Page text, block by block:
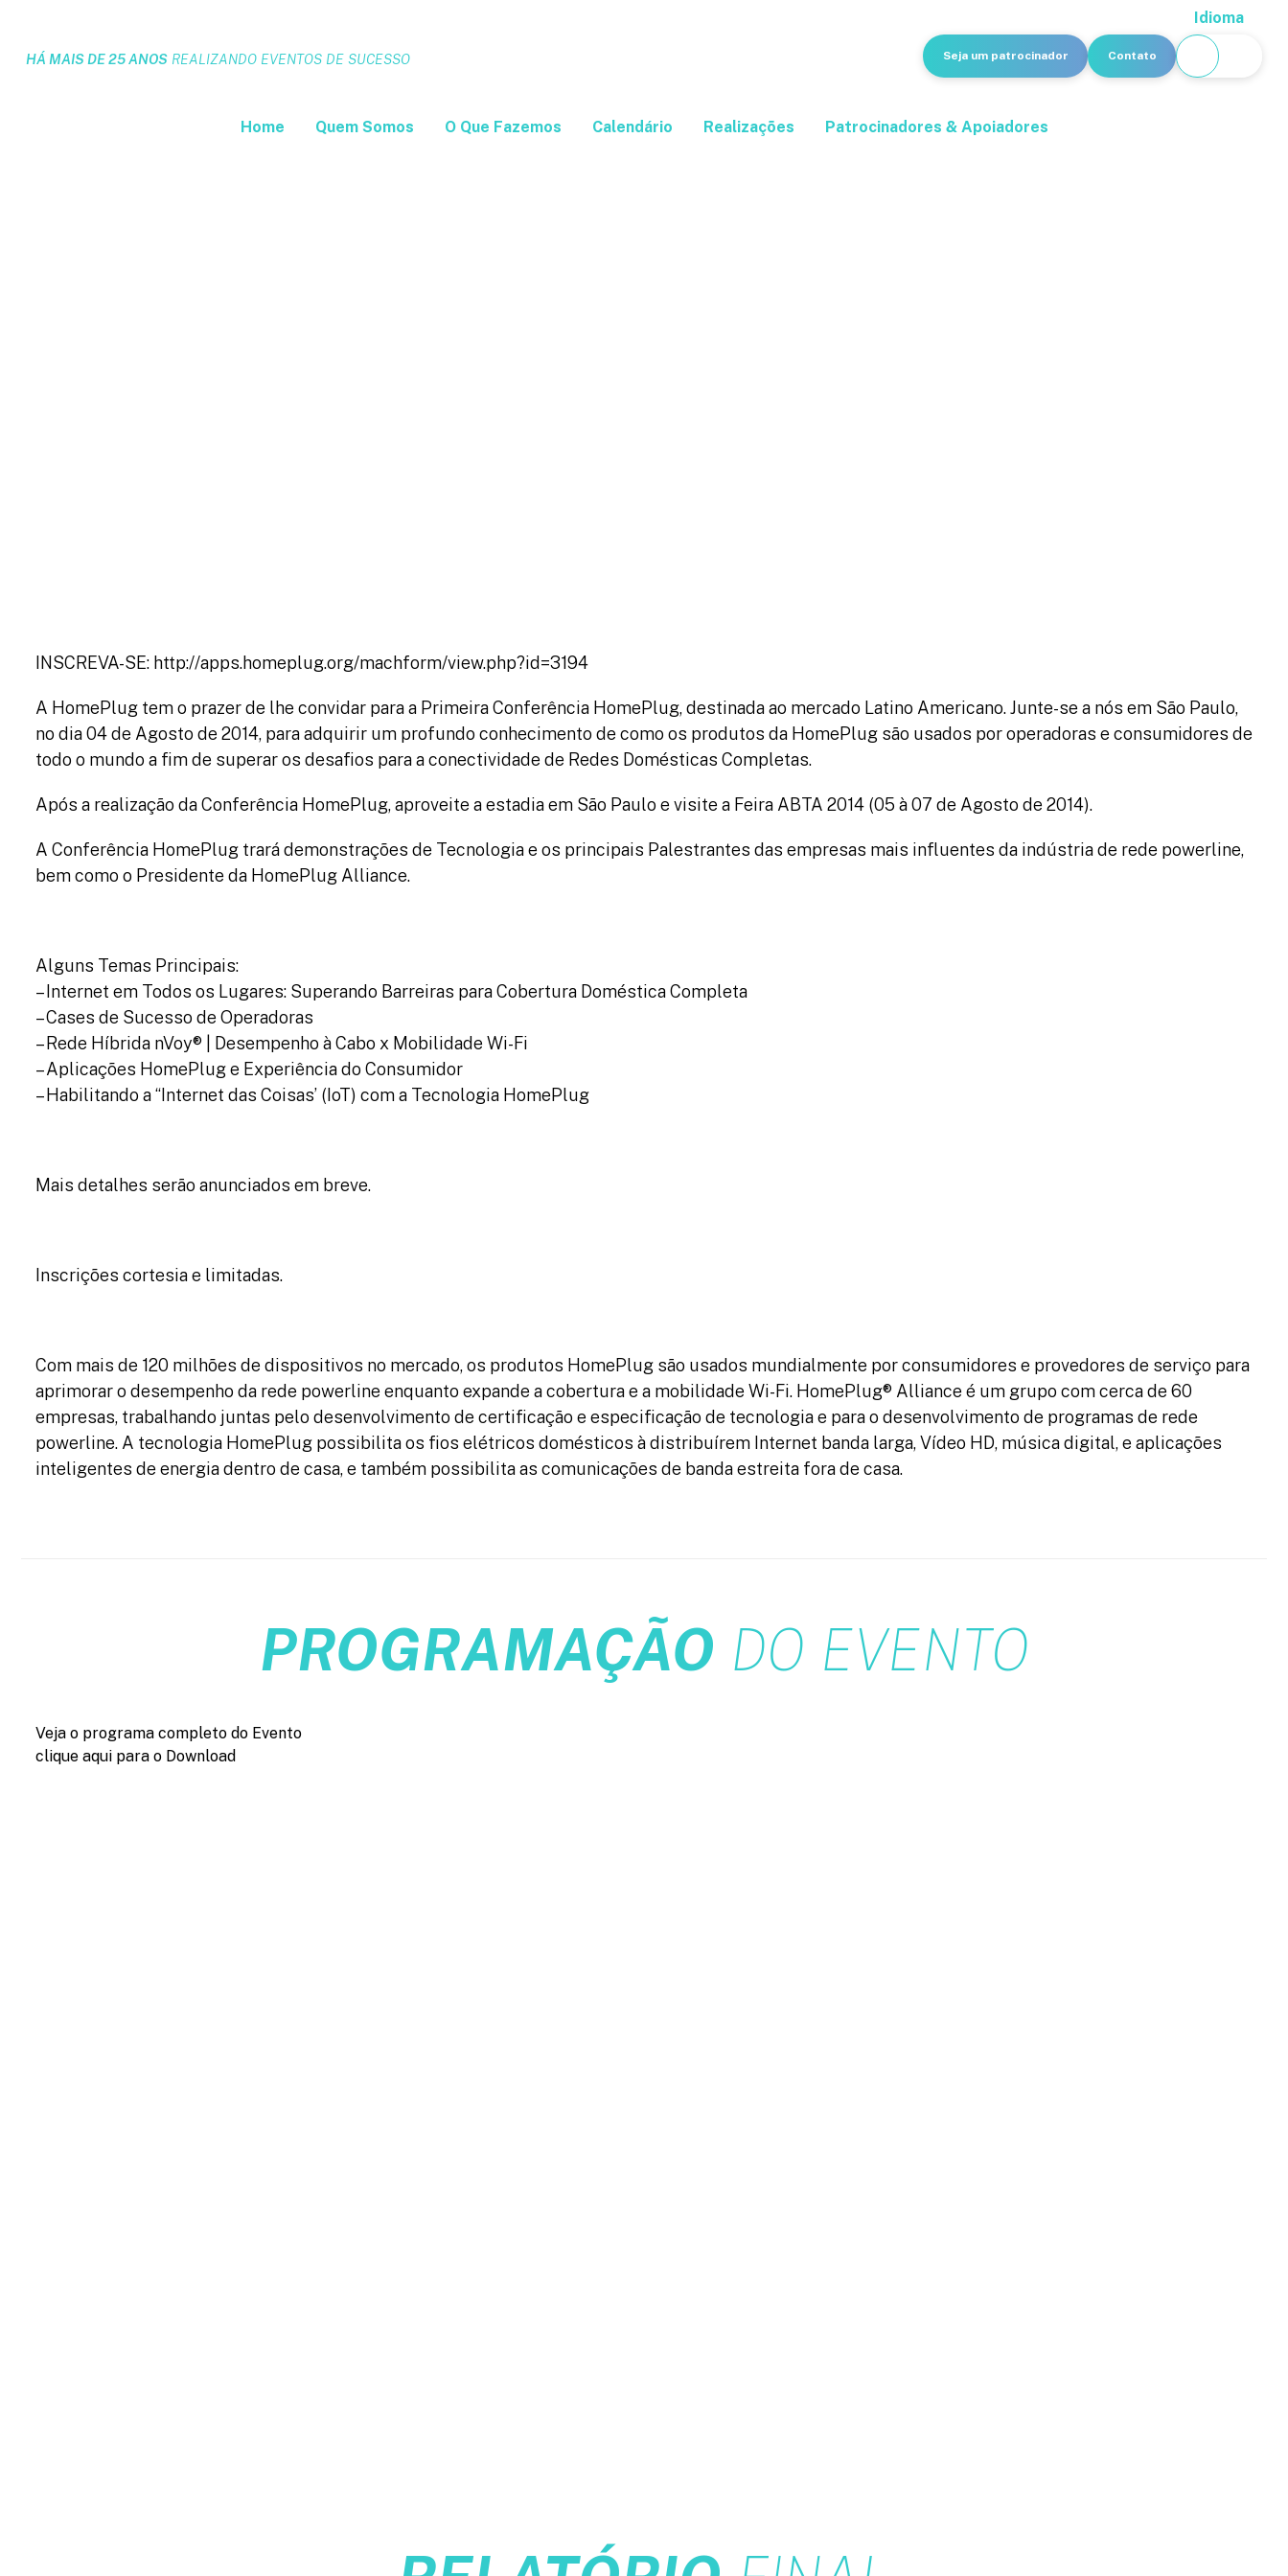
HÁ MAIS DE 25 ANOSREALIZANDO EVENTOS DE SUCESSO Seja um patrocinador Contato
Idioma
Home Quem Somos O Que Fazemos Calendário Realizações Patrocinadores & Apoiadores
INSCREVA-SE: http://apps.homeplug.org/machform/view.php?id=3194
A HomePlug tem o prazer de lhe convidar para a Primeira Conferência HomePlug, destinada ao mercado Latino Americano. Junte-se a nós em São Paulo,
no dia 04 de Agosto de 2014, para adquirir um profundo conhecimento de como os produtos da HomePlug são usados por operadoras e consumidores de
todo o mundo a fim de superar os desafios para a conectividade de Redes Domésticas Completas.
Após a realização da Conferência HomePlug, aproveite a estadia em São Paulo e visite a Feira ABTA 2014 (05 à 07 de Agosto de 2014).
A Conferência HomePlug trará demonstrações de Tecnologia e os principais Palestrantes das empresas mais influentes da indústria de rede powerline,
bem como o Presidente da HomePlug Alliance.
Alguns Temas Principais:
– Internet em Todos os Lugares: Superando Barreiras para Cobertura Doméstica Completa
– Cases de Sucesso de Operadoras
– Rede Híbrida nVoy® | Desempenho à Cabo x Mobilidade Wi-Fi
– Aplicações HomePlug e Experiência do Consumidor
– Habilitando a “Internet das Coisas’ (IoT) com a Tecnologia HomePlug
Mais detalhes serão anunciados em breve.
Inscrições cortesia e limitadas.
Com mais de 120 milhões de dispositivos no mercado, os produtos HomePlug são usados mundialmente por consumidores e provedores de serviço para
aprimorar o desempenho da rede powerline enquanto expande a cobertura e a mobilidade Wi-Fi. HomePlug® Alliance é um grupo com cerca de 60
empresas, trabalhando juntas pelo desenvolvimento de certificação e especificação de tecnologia e para o desenvolvimento de programas de rede
powerline. A tecnologia HomePlug possibilita os fios elétricos domésticos à distribuírem Internet banda larga, Vídeo HD, música digital, e aplicações
inteligentes de energia dentro de casa, e também possibilita as comunicações de banda estreita fora de casa.
PROGRAMAÇÃO DO EVENTO
Veja o programa completo do Evento
clique aqui para o Download